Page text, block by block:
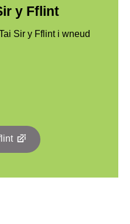
y Fflint
Sir y Fflint i wneud